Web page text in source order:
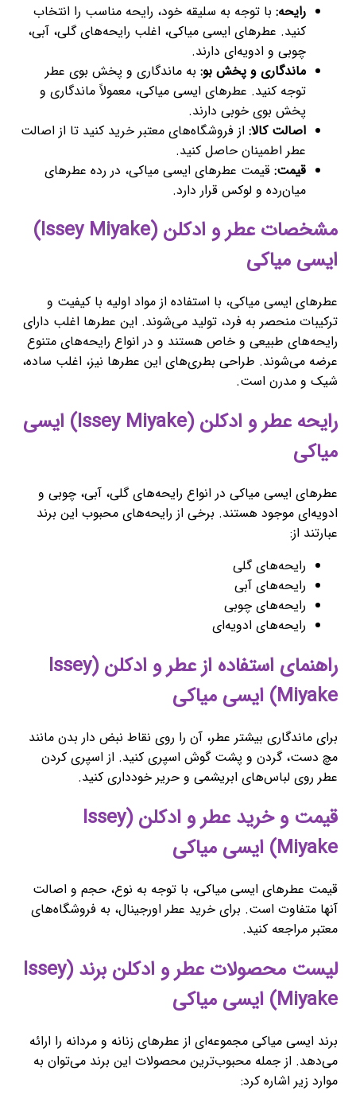
رایحه: با توجه به سلیقه خود، رایحه مناسب را انتخاب
کنید. عطرهای ایسی میاکی، اغلب رایحه‌های گلی، آبی،
چوبی و ادویه‌ای دارند.
ماندگاری و پخش بو: به ماندگاری و پخش بوی عطر
توجه کنید. عطرهای ایسی میاکی، معمولاً ماندگاری و
پخش بوی خوبی دارند.
اصالت کالا: از فروشگاه‌های معتبر خرید کنید تا از اصالت
عطر اطمینان حاصل کنید.
قیمت: قیمت عطرهای ایسی میاکی، در رده عطرهای
میان‌رده و لوکس قرار دارد.
مشخصات عطر و ادکلن (Issey Miyake)
ایسی میاکی
عطرهای ایسی میاکی، با استفاده از مواد اولیه با کیفیت و
ترکیبات منحصر به فرد، تولید می‌شوند. این عطرها اغلب دارای
رایحه‌های طبیعی و خاص هستند و در انواع رایحه‌های متنوع
عرضه می‌شوند. طراحی بطری‌های این عطرها نیز، اغلب ساده،
شیک و مدرن است.
رایحه عطر و ادکلن (Issey Miyake) ایسی
میاکی
عطرهای ایسی میاکی در انواع رایحه‌های گلی، آبی، چوبی و
ادویه‌ای موجود هستند. برخی از رایحه‌های محبوب این برند
عبارتند از:
رایحه‌های گلی
رایحه‌های آبی
رایحه‌های چوبی
رایحه‌های ادویه‌ای
راهنمای استفاده از عطر و ادکلن (Issey
Miyake) ایسی میاکی
برای ماندگاری بیشتر عطر، آن را روی نقاط نبض دار بدن مانند
مچ دست، گردن و پشت گوش اسپری کنید. از اسپری کردن
عطر روی لباس‌های ابریشمی و حریر خودداری کنید.
قیمت و خرید عطر و ادکلن (Issey
Miyake) ایسی میاکی
قیمت عطرهای ایسی میاکی، با توجه به نوع، حجم و اصالت
آنها متفاوت است. برای خرید عطر اورجینال، به فروشگاه‌های
معتبر مراجعه کنید.
لیست محصولات عطر و ادکلن برند (Issey
Miyake) ایسی میاکی
برند ایسی میاکی مجموعه‌ای از عطرهای زنانه و مردانه را ارائه
می‌دهد. از جمله محبوب‌ترین محصولات این برند می‌توان به
موارد زیر اشاره کرد: